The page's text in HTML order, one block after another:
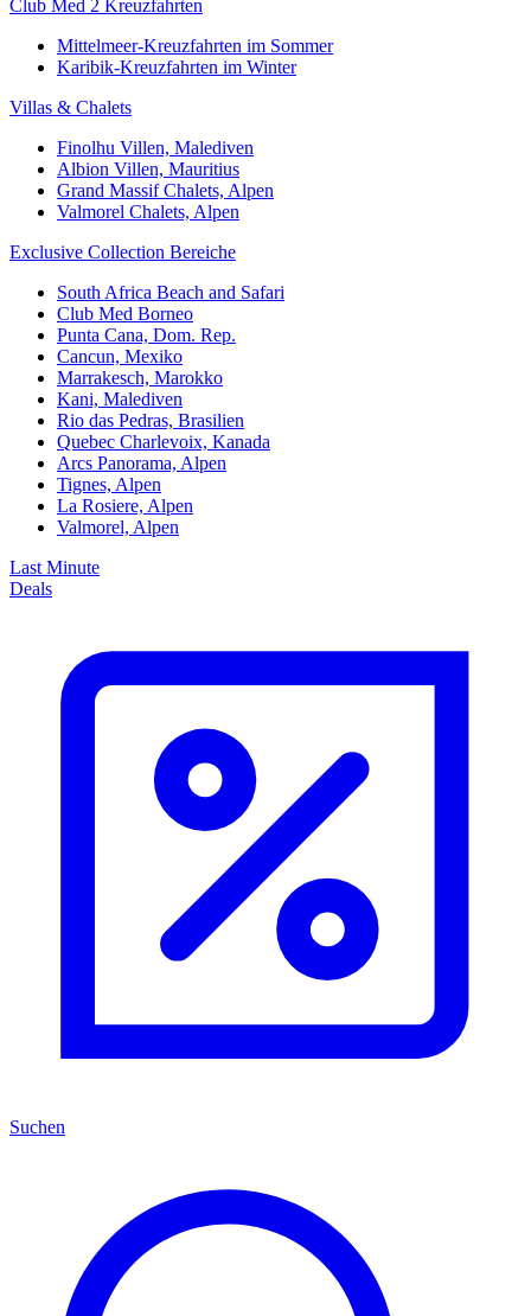
Club Med 2 Kreuzfahrten
Mittelmeer-Kreuzfahrten im Sommer
Karibik-Kreuzfahrten im Winter
Villas & Chalets
Finolhu Villen, Malediven
Albion Villen, Mauritius
Grand Massif Chalets, Alpen
Valmorel Chalets, Alpen
Exclusive Collection Bereiche
South Africa Beach and Safari
Club Med Borneo
Punta Cana, Dom. Rep.
Cancun, Mexiko
Marrakesch, Marokko
Kani, Malediven
Rio das Pedras, Brasilien
Quebec Charlevoix, Kanada
Arcs Panorama, Alpen
Tignes, Alpen
La Rosiere, Alpen
Valmorel, Alpen
Last Minute
Deals
Suchen